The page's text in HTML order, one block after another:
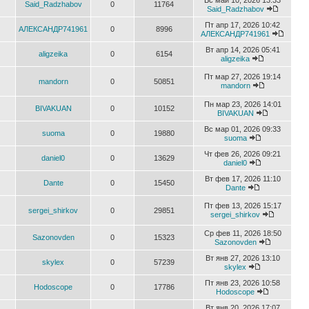
Said_Radzhabov 0 11764
Said_Radzhabov
АЛЕКСАНДР741961 0 8996
Пт апр 17, 2026 10:42
АЛЕКСАНДР741961
aligzeika 0 6154
Вт апр 14, 2026 05:41
aligzeika
mandorn 0 50851
Пт мар 27, 2026 19:14
mandorn
BIVAKUAN 0 10152
Пн мар 23, 2026 14:01
BIVAKUAN
suoma 0 19880
Вс мар 01, 2026 09:33
suoma
daniel0 0 13629
Чт фев 26, 2026 09:21
daniel0
Dante 0 15450
Вт фев 17, 2026 11:10
Dante
sergei_shirkov 0 29851
Пт фев 13, 2026 15:17
sergei_shirkov
Sazonovden 0 15323
Ср фев 11, 2026 18:50
Sazonovden
skylex 0 57239
Вт янв 27, 2026 13:10
skylex
Hodoscope 0 17786
Пт янв 23, 2026 10:58
Hodoscope